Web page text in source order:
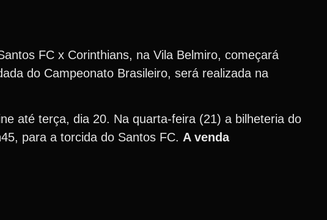
FC x Corinthians, na Vila Belmiro, começará
do Campeonato Brasileiro, será realizada na
até terça, dia 20. Na quarta-feira (21) a bilheteria do
para a torcida do Santos FC. A venda